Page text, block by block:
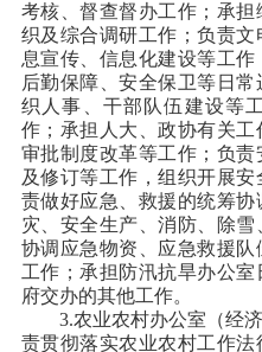
考核、督查督办工作；承
织及综合调研工作；负责
息宣传、信息化建设等工作
后勤保障、安全保卫等日
织人事、干部队伍建设等
作；承担人大、政协有关
审批制度改革等工作；负
及修订等工作，组织开展
责做好应急、救援的统筹
灾、安全生产、消防、除
协调应急物资、应急救援
工作；承担防汛抗旱办公
府交办的其他工作。
3.农业农村办公室（经
责贯彻落实农业农村工作